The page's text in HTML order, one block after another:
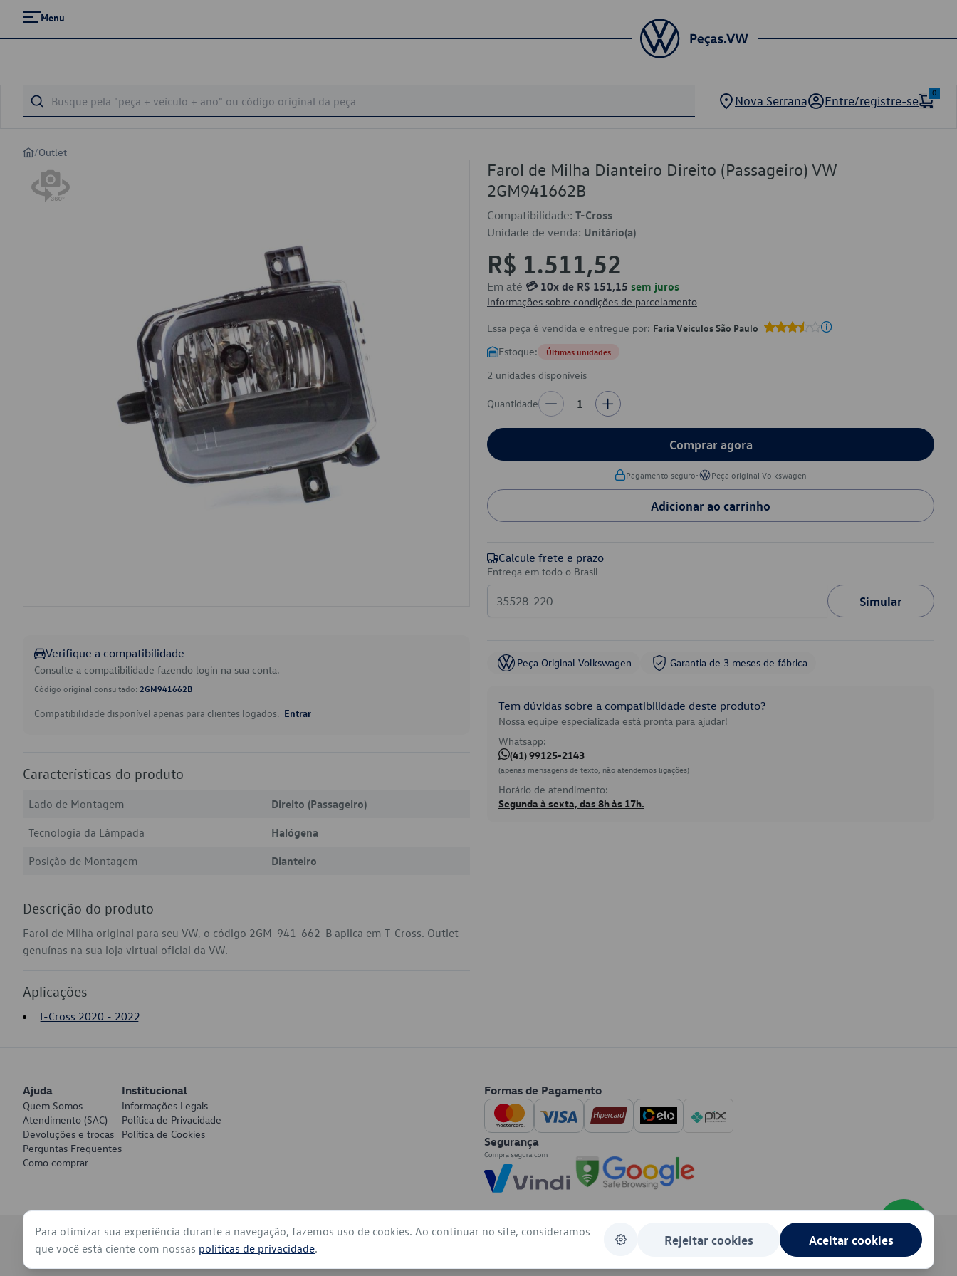
Menu
Nova Serrana Entre/registre-se
0
/Outlet
Verifique a compatibilidade
Consulte a compatibilidade fazendo login na sua conta.
Código original consultado: 2GM941662B
Compatibilidade disponível apenas para clientes logados. Entrar
Características do produto
Lado de Montagem
Direito (Passageiro)
Tecnologia da Lâmpada
Halógena
Posição de Montagem
Dianteiro
Descrição do produto
Farol de Milha original para seu VW, o código 2GM-941-662-B aplica em T-Cross. Outlet
genuínas na sua loja virtual oficial da VW.
Aplicações
T-Cross 2020 - 2022
Farol de Milha Dianteiro Direito (Passageiro) VW
2GM941662B
Compatibilidade: T-Cross
Unidade de venda: Unitário(a)
R$ 1.511,52
Em até 💳 10x de R$ 151,15 sem juros
Informações sobre condições de parcelamento
Essa peça é vendida e entregue por: Faria Veículos São Paulo
Estoque: Últimas unidades
2 unidades disponíveis
Quantidade 1
Comprar agora
Pagamento seguro• Peça original Volkswagen
Adicionar ao carrinho
Calcule frete e prazo
Entrega em todo o Brasil
Simular
Peça Original Volkswagen Garantia de 3 meses de fábrica
Tem dúvidas sobre a compatibilidade deste produto?
Nossa equipe especializada está pronta para ajudar!
Whatsapp:
(41) 99125-2143
(apenas mensagens de texto, não atendemos ligações)
Horário de atendimento:
Segunda à sexta, das 8h às 17h.
Ajuda
Quem Somos
Atendimento (SAC)
Devoluções e trocas
Perguntas Frequentes
Como comprar
Institucional
Informações Legais
Política de Privacidade
Política de Cookies
Formas de Pagamento
Segurança
© 2026 - Volkswagen do Brasil - Todos os direitos reservados
Para otimizar sua experiência durante a navegação, fazemos uso de cookies. Ao continuar no site, consideramos
que você está ciente com nossas políticas de privacidade.
Rejeitar cookies Aceitar cookies